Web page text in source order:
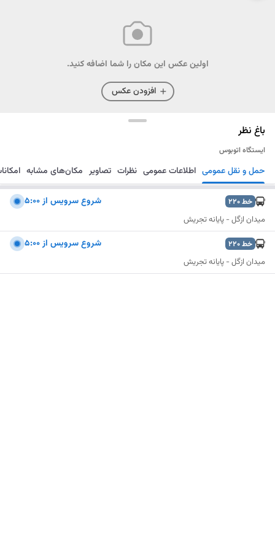
اولین عکس این مکان را شما اضافه کنید.
افزودن عکس
باغ نظر
ایستگاه اتوبوس
مسیریابی ذخیره ارسال حمل و نقل عمومی اطلاعات عمومی نظرات تصاویر مکان‌های مشابه
خط220 شروع سرويس از 5:00
میدان ازگل - پایانه تجریش
خط220 شروع سرويس از 5:00
میدان ازگل - پایانه تجریش